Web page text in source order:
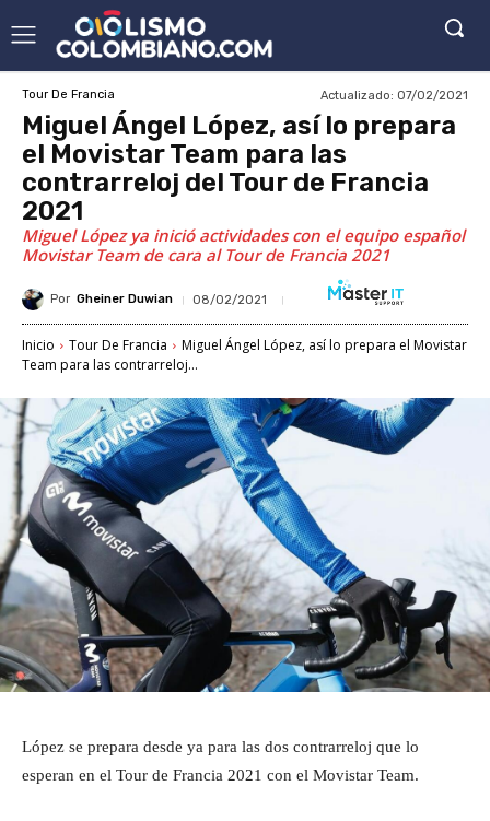
Tour De Francia Actualizado: 07/02/2021
Miguel Ángel López, así lo prepara
el Movistar Team para las
contrarreloj del Tour de Francia
2021
Miguel López ya inició actividades con el equipo español
Movistar Team de cara al Tour de Francia 2021
Por Gheiner Duwian 08/02/2021
Inicio Tour De Francia
Miguel Ángel López, así lo prepara el Movistar
Team para las contrarreloj...
López se prepara desde ya para las dos contrarreloj que lo
esperan en el Tour de Francia 2021 con el Movistar Team.